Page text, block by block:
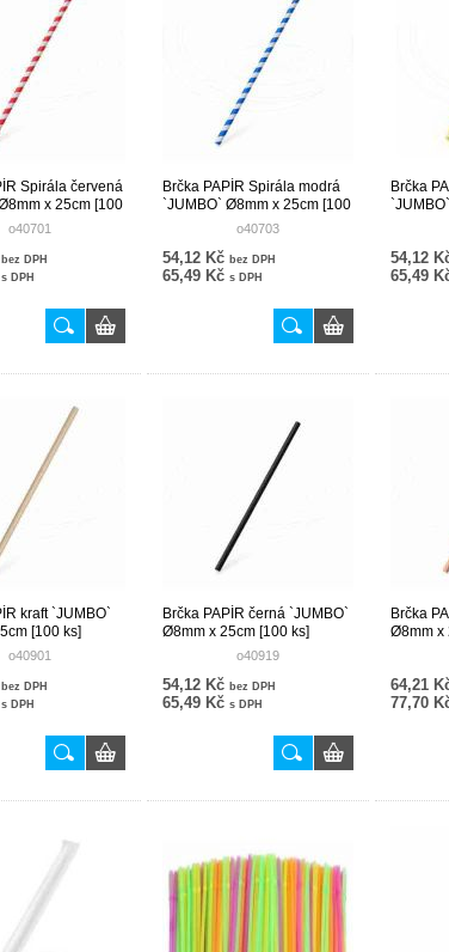
Spirála červená
x 25cm [100
o40701
bez DPH
s DPH
Brčka PAPÍR Spirála modrá
`JUMBO` Ø8mm x 25cm [100
o40703
54,12 Kč bez DPH
65,49 Kč s DPH
Brčka
54,12
65,49
kraft `JUMBO`
[100 ks]
o40901
bez DPH
s DPH
Brčka PAPÍR černá `JUMBO`
Ø8mm x 25cm [100 ks]
o40919
54,12 Kč bez DPH
65,49 Kč s DPH
Brčka
Ø8mm x
64,21
77,70